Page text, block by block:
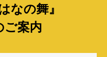
なの舞』
ご案内